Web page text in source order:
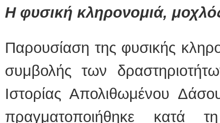
Η φυσική κληρονομιά,
Παρουσίαση της φυσικής
συμβολής των
Ιστορίας Απολιθωμένου
πραγματοποιήθηκε κατά